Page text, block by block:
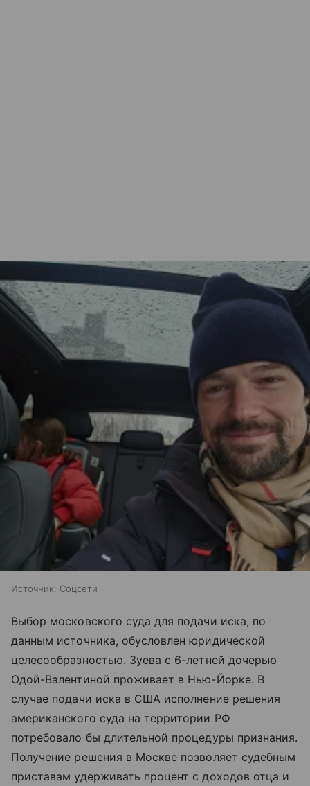
Источник: Соцсети
Выбор московского суда для подачи иска, по
данным источника, обусловлен юридической
целесообразностью. Зуева с 6-летней дочерью
Одой-Валентиной проживает в Нью-Йорке. В
случае подачи иска в США исполнение решения
американского суда на территории РФ
потребовало бы длительной процедуры признания.
Получение решения в Москве позволяет судебным
приставам удерживать процент с доходов отца и